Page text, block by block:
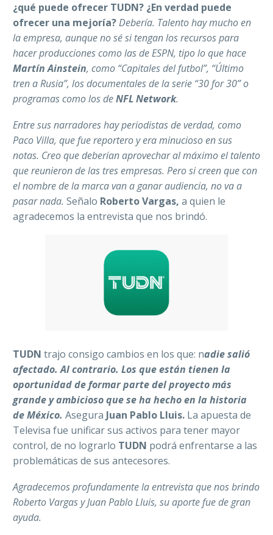
¿qué puede ofrecer TUDN? ¿En verdad puede
ofrecer una mejoría?Debería. Talento hay mucho en
la empresa, aunque no sé si tengan los recursos para
hacer producciones como las de ESPN, tipo lo que hace
Martín Ainstein, como “Capitales del futbol”, “Último
tren a Rusia”, los documentales de la serie “30 for 30” o
programas como los deNFL Network.
Entre sus narradores hay periodistas de verdad, como
Paco Villa, que fue reportero y era minucioso en sus
notas. Creo que deberían aprovechar al máximo el talento
que reunieron de las tres empresas. Pero si creen que con
el nombre de la marca van a ganar audiencia, no va a
pasar nada. Señalo Roberto Vargas, a quien le
agradecemos la entrevista que nos brindó.
TUDN trajo consigo cambios en los que: nadie salió
afectado. Al contrario. Los que están tienen la
oportunidad de formar parte del proyecto más
grande y ambicioso que se ha hecho en la historia
de México. Asegura Juan Pablo Lluis. La apuesta de
Televisa fue unificar sus activos para tener mayor
control, de no lograrlo TUDN podrá enfrentarse a las
problemáticas de sus antecesores.
Agradecemos profundamente la entrevista que nos brindo
Roberto Vargas y Juan Pablo Lluis, su aporte fue de gran
ayuda.